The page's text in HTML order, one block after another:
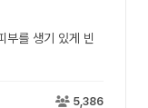
5,386